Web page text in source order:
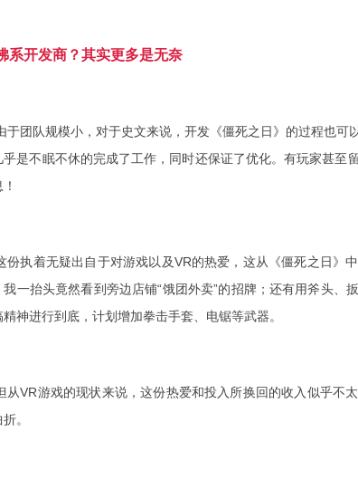
系开发商？其实更多是无奈
于团队规模小，对于史文来说，开发《僵死之日》的过程也
乎是不眠不休的完成了工作，同时还保证了优化。有玩家甚至
份执着无疑出自于对游戏以及VR的热爱，这从《僵死之日》
我一抬头竟然看到旁边店铺“饿团外卖”的招牌；还有用斧头、
神进行到底，计划增加拳击手套、电锯等武器。
从VR游戏的现状来说，这份热爱和投入所换回的收入似乎不
。